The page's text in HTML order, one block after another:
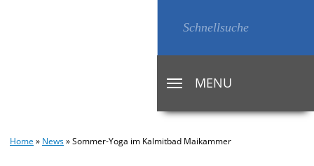
TOGGLE
NAVIGATION
MENU
Home » News»Sommer-Yoga im Kalmitbad Maikammer